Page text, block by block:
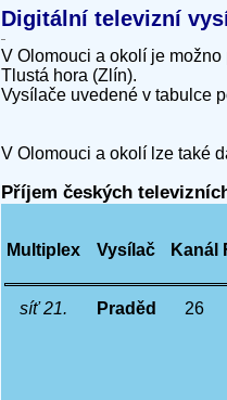
Digitální televizní
V Olomouci a okolí je
Tlustá hora (Zlín).
Vysílače uvedené v tabulce
V Olomouci a okolí lze také
Příjem českých
Multiplex Vysílač Kanál
síť 21. Praděd 26